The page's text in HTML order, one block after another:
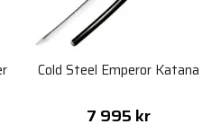
Cold Steel Emperor Katana
7 995 kr